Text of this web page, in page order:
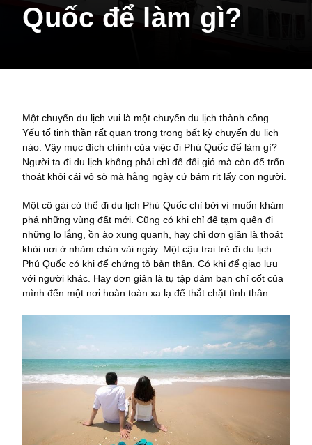
Quốc để làm gì?
Một chuyến du lịch vui là một chuyến du lịch thành công.
Yếu tố tinh thần rất quan trọng trong bất kỳ chuyến du lịch
nào. Vậy mục đích chính của việc đi Phú Quốc để làm gì?
Người ta đi du lịch không phải chỉ để đổi gió mà còn để trốn
thoát khỏi cái vỏ sò mà hằng ngày cứ bám rịt lấy con người.
Một cô gái có thể đi du lịch Phú Quốc chỉ bởi vì muốn khám
phá những vùng đất mới. Cũng có khi chỉ để tạm quên đi
những lo lắng, ồn ào xung quanh, hay chỉ đơn giản là thoát
khỏi nơi ở nhàm chán vài ngày. Một cậu trai trẻ đi du lịch
Phú Quốc có khi để chứng tỏ bản thân. Có khi để giao lưu
với người khác. Hay đơn giản là tụ tập đám bạn chí cốt của
mình đến một nơi hoàn toàn xa lạ để thắt chặt tình thân.